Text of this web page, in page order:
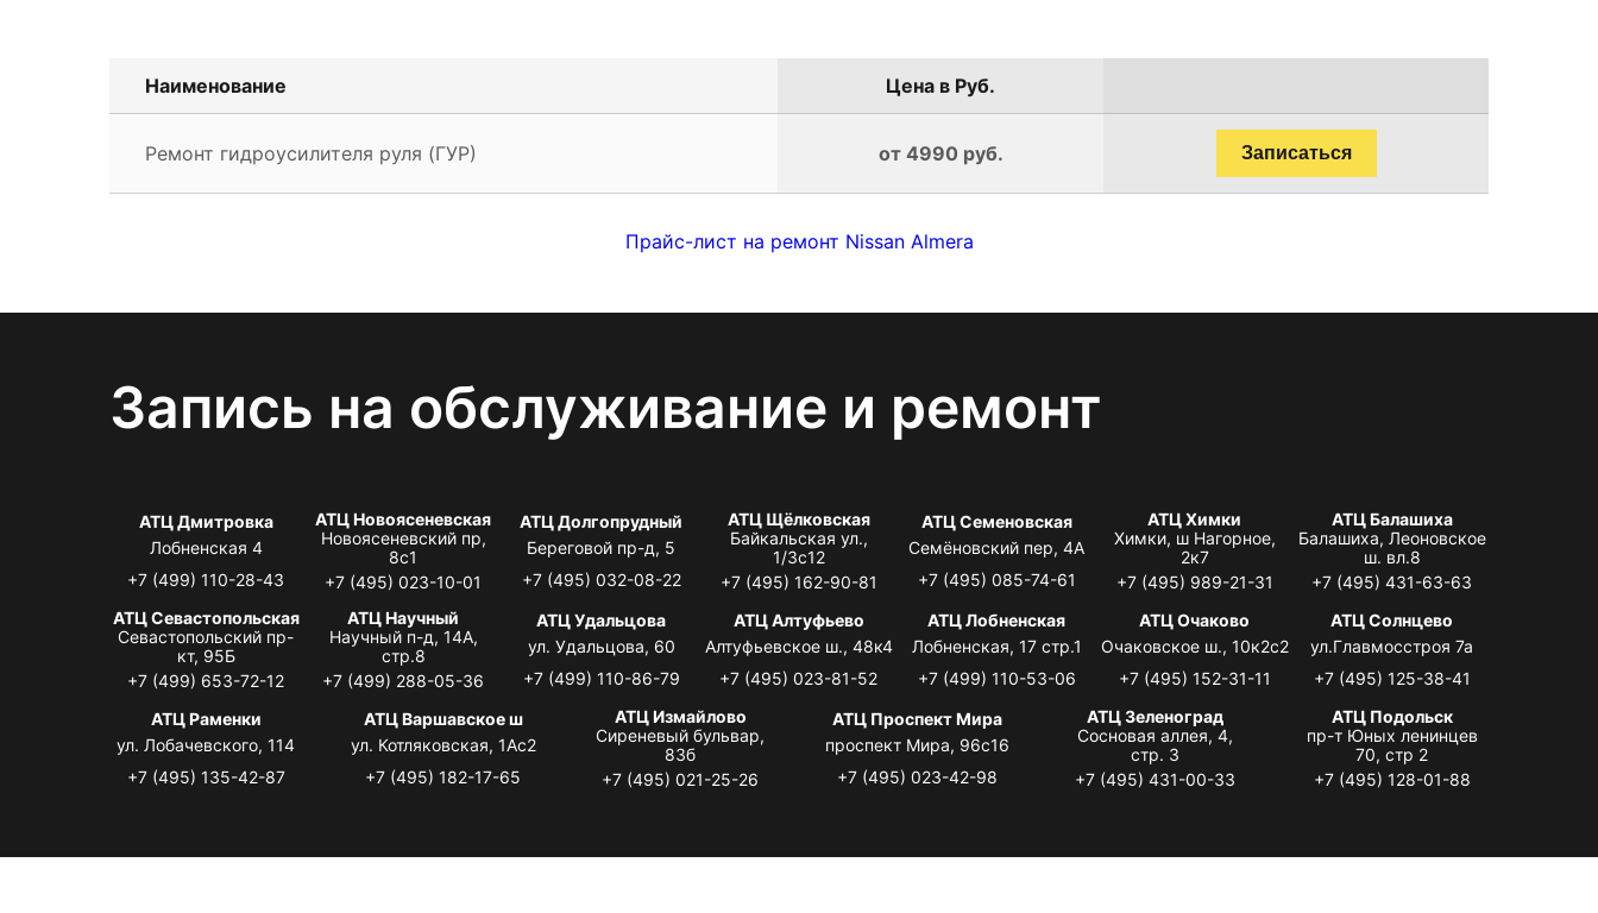
Наименование Цена в Руб.
Ремонт гидроусилителя руля (ГУР) от 4990 руб. Записаться
Прайс-лист на ремонт Nissan Almera
Запись на обслуживание и ремонт
АТЦ Дмитровка
Лобненская 4
+7 (499) 110-28-43
АТЦ Новоясеневская
Новоясеневский пр,
8с1
+7 (495) 023-10-01
АТЦ Долгопрудный
Береговой пр-д, 5
+7 (495) 032-08-22
АТЦ Щёлковская
Байкальская ул.,
1/3с12
+7 (495) 162-90-81
АТЦ Семеновская
Семёновский пер, 4А
+7 (495) 085-74-61
АТЦ Химки
Химки, ш Нагорное,
2к7
+7 (495) 989-21-31
АТЦ Балашиха
Балашиха, Леоновское
ш. вл.8
+7 (495) 431-63-63
АТЦ Севастопольская
Севастопольский пр-
кт, 95Б
+7 (499) 653-72-12
АТЦ Научный
Научный п-д, 14А,
стр.8
+7 (499) 288-05-36
АТЦ Удальцова
ул. Удальцова, 60
+7 (499) 110-86-79
АТЦ Алтуфьево
Алтуфьевское ш., 48к4
+7 (495) 023-81-52
АТЦ Лобненская
Лобненская, 17 стр.1
+7 (499) 110-53-06
АТЦ Очаково
Очаковское ш., 10к2с2
+7 (495) 152-31-11
АТЦ Солнцево
ул.Главмосстроя 7а
+7 (495) 125-38-41
АТЦ Раменки
ул. Лобачевского, 114
+7 (495) 135-42-87
АТЦ Варшавское ш
ул. Котляковская, 1Ас2
+7 (495) 182-17-65
АТЦ Измайлово
Сиреневый бульвар,
83б
+7 (495) 021-25-26
АТЦ Проспект Мира
проспект Мира, 96с16
+7 (495) 023-42-98
АТЦ Зеленоград
Сосновая аллея, 4,
стр. 3
+7 (495) 431-00-33
АТЦ Подольск
пр-т Юных ленинцев
70, стр 2
+7 (495) 128-01-88